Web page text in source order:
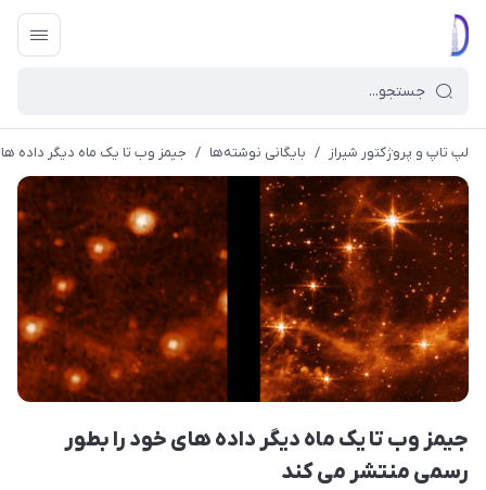
لپ تاپ و پروژکتور شیراز / بایگانی نوشته‌ها / جیمز وب تا یک ماه دیگر داده
جیمز وب تا یک ماه دیگر داده های خود را بطور
رسمی منتشر می کند